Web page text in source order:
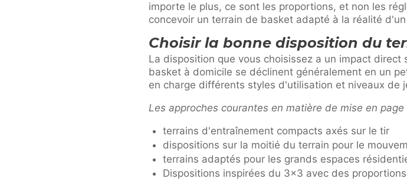
importe le plus, ce sont les proportions, et non les
concevoir un terrain de basket adapté à la réalité
Choisir la bonne disposition du
La disposition que vous choisissez a un impact
basket à domicile se déclinent généralement en un
en charge différents styles d'utilisation et niveaux de
Les approches courantes en matière de mise en
terrains d'entraînement compacts axés sur le tir
dispositions sur la moitié du terrain pour le
terrains adaptés pour les grands espaces
Dispositions inspirées du 3×3 avec des